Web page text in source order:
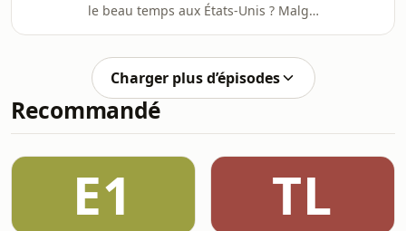
géopolitique. Comment vont se
comporter les joueurs iraniens alors
que les États-Unis, pays hôte du
Mondial, les bombardai
le beau temps aux États-Unis ? Malgré
primaires républicaines en vue des
midterms confirment que le président
accroît son emprise sur le parti et
impose sa diplomatie de la loyauté. Et
ses symboles, que ce soit un billet à
son effigie, un arc de triomphe m
Charger plus d’épisodes
Recommandé
E1 TL